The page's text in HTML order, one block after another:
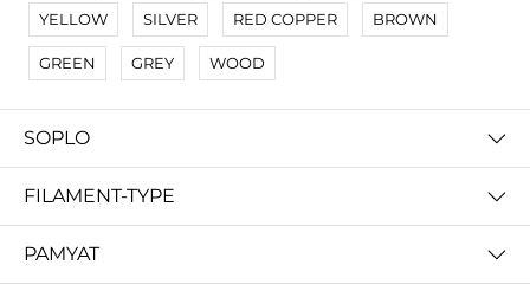
YELLOW SILVER RED COPPER BROWN
GREEN GREY WOOD
SOPLO
FILAMENT-TYPE
PAMYAT